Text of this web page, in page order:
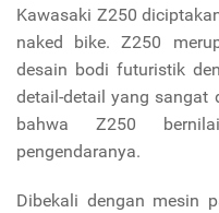
Kawasaki Z250
naked bike. Z250
desain bodi futuristik
detail-detail yang sangat
bahwa Z250
pengendaranya.
Dibekali dengan mesin